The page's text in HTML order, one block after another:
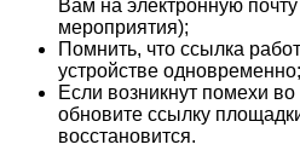
Вам на электронную
мероприятия);
Помнить, что ссылка
устройстве одновременно;
Если возникнут помехи
обновите ссылку
восстановится.